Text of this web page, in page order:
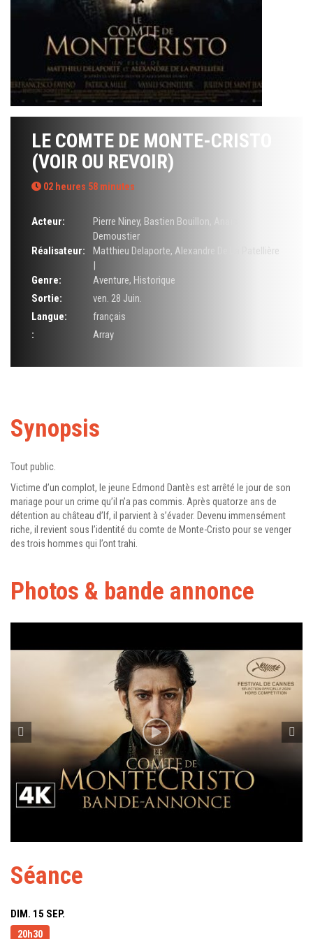
LE COMTE DE MONTE-CRISTO
(VOIR OU REVOIR)
02 heures 58 minutes
Acteur: Pierre Niney, Bastien Bouillon
Demoustier
Réalisateur:
Matthieu Delaporte, Alexandre De La Patellière
|
Genre:
Aventure, Historique
Sortie:
ven. 28 Juin.
Langue:
français
:
Array
Synopsis
Tout public.
Victime d’un complot, le jeune Edmond Dantès est arrêté le jour de son
mariage pour un crime qu’il n’a pas commis. Après quatorze ans de
détention au château d’If, il parvient à s’évader. Devenu immensément
riche, il revient sous l’identité du comte de Monte-Cristo pour se venger
des trois hommes qui l’ont trahi.
Photos & bande annonce
Séance
DIM. 15 SEP.
20h30